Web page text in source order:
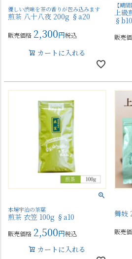
優しい渋味を茶の香りが包み込みます
煎茶 八十八夜 200g §a20
販売価格 2,300 税込
カートに入れる
【期
上級
§b10
販売
本場宇治の茶葉
煎茶 衣笠 100g §a10
販売価格 2,500 税込
カートに入れる
舞妓
販売